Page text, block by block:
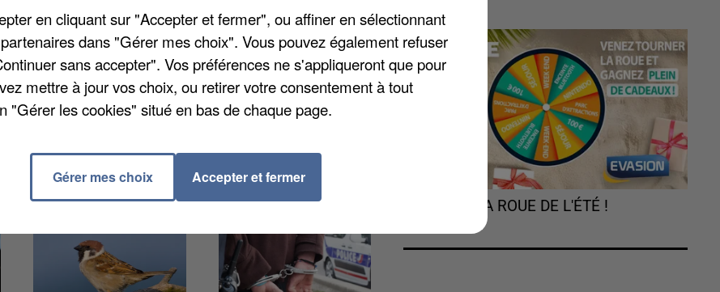
accompagner-les-usagers-des-finances-
159-633306e6cbaa386f05214092
, en écrivant à
ou bien en appelant le 02 37 20 72 53
TOURNEZ LA ROUE DE L'ÉTÉ !
en cliquant sur "Accepter et fermer", ou affiner en sélectionnant
dans "Gérer mes choix". Vous pouvez également refuser
sans accepter". Vos préférences ne s'appliqueront que pour
mettre à jour vos choix, ou retirer votre consentement à tout
"Gérer les cookies" situé en bas de chaque page.
Gérer mes choix Accepter et fermer